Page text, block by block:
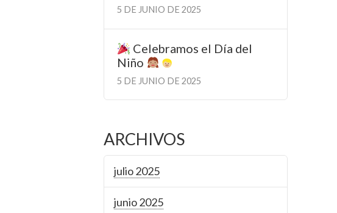
5 DE JUNIO DE 2025
Celebramos el Día del
Niño
5 DE JUNIO DE 2025
ARCHIVOS
julio 2025
junio 2025